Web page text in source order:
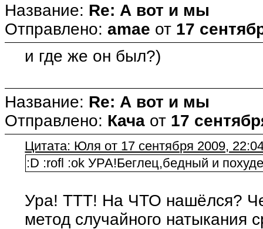
Название: Re: А вот и мы
Отправлено: amae от 17
и где же он был?)
Название: Re: А вот и мы
Отправлено: Кача от 17
Цитата: Юля от 17 сентября 2009,
:D :rofl :ok УРА!Беглец,бедный и
Ура! ТТТ! На ЧТО нашёлся?
метод случайного натыкания